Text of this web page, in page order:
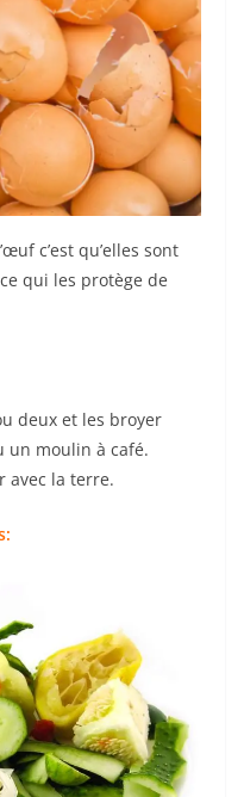
c’est qu’elles sont
qui les protège de
deux et les broyer
un moulin à café.
avec la terre.